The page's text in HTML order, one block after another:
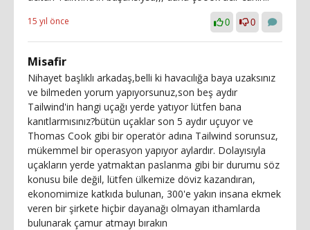
15 yıl önce 0 0
Misafir
Nihayet başlıklı arkadaş,belli ki havacılığa baya uzaksınız
ve bilmeden yorum yapıyorsunuz,son beş aydır
Tailwind'in hangi uçağı yerde yatıyor lütfen bana
kanıtlarmısınız?bütün uçaklar son 5 aydır uçuyor ve
Thomas Cook gibi bir operatör adına Tailwind sorunsuz,
mükemmel bir operasyon yapıyor aylardır. Dolayısıyla
uçakların yerde yatmaktan paslanma gibi bir durumu söz
konusu bile değil, lütfen ülkemize döviz kazandıran,
ekonomimize katkıda bulunan, 300'e yakın insana ekmek
veren bir şirkete hiçbir dayanağı olmayan ithamlarda
bulunarak çamur atmayı bırakın